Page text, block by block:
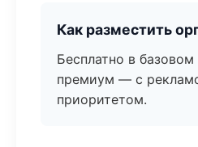
Как разместить
Бесплатно в
премиум — с
приоритетом.